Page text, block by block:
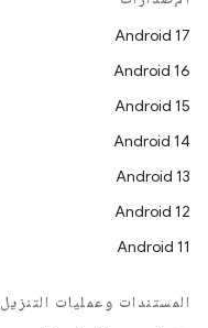
Android 17
Android 16
Android 15
Android 14
Android 13
Android 12
Android 11
المستندات وعمليات التنزيل